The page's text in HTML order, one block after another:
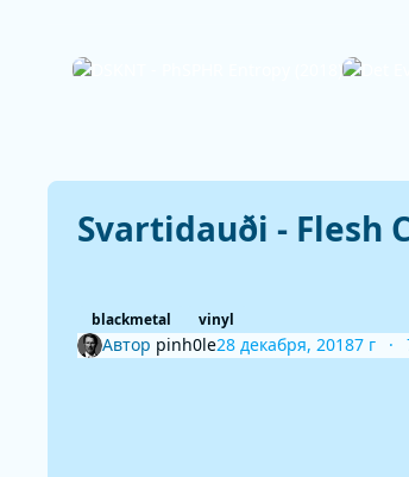
Svartidauði - Flesh
blackmetal vinyl
Автор pinh0le28 декабря, 20187 г